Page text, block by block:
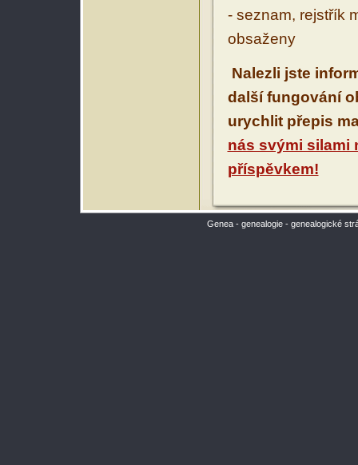
- seznam, rejstřík
obsaženy
Nalezli jste
další fungování
urychlit přepis
nás svými silami
příspěvkem!
Genea - genealogie - genealogické